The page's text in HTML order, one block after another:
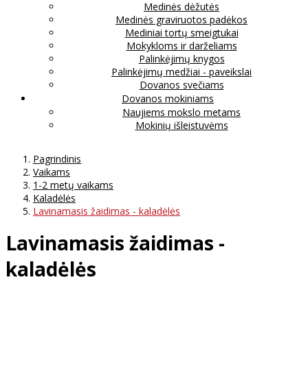
Medinės dėžutės
Medinės graviruotos padėkos
Mediniai tortų smeigtukai
Mokykloms ir darželiams
Palinkėjimų knygos
Palinkėjimų medžiai - paveikslai
Dovanos svečiams
Dovanos mokiniams
Naujiems mokslo metams
Mokinių išleistuvėms
Pagrindinis
Vaikams
1-2 metų vaikams
Kaladėlės
Lavinamasis žaidimas - kaladėlės
Lavinamasis žaidimas -
kaladėlės